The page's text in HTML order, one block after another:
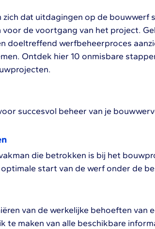
dat uitdagingen op de bouwwerf
de voortgang van het project.
doeltreffend werfbeheerproces
Ontdek hier 10 onmisbare
succesvol beheer van je
die betrokken is bij het
start van de werf onder de
van de werkelijke behoeften van
te maken van alle beschikbare